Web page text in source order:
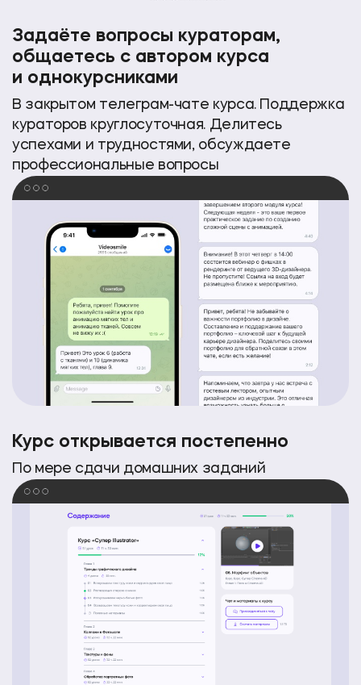
Задаёте вопросы кураторам,
общаетесь с автором курса
и однокурсниками
В закрытом телеграм-чате курса. Поддержка
кураторов круглосуточная. Делитесь
успехами и трудностями, обсуждаете
профессиональные вопросы
Курс открывается постепенно
По мере сдачи домашних заданий